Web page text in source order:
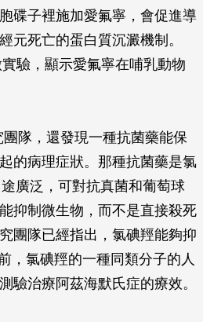
碟子裡施加愛氟寧，會促進導
元死亡的蛋白質沉澱機制。
驗，顯示愛氟寧在哺乳動物
隊，還發現一種抗菌藥能保
的病理症狀。那種抗菌藥是氯
廣泛，可對抗真菌和葡萄球
抑制微生物，而不是直接殺死
團隊已經指出，氯碘羥能夠抑
，氯碘羥的一種同類分子的人
驗治療阿茲海默氏症的療效。